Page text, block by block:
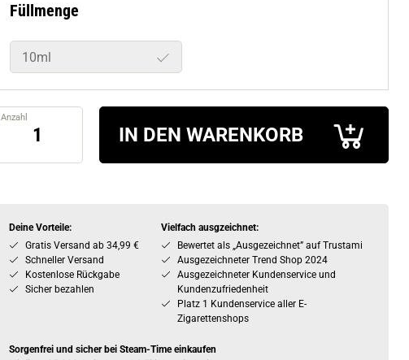
Füllmenge
10ml
Anzahl
IN DEN WARENKORB
Deine Vorteile:
Gratis Versand ab 34,99 €
Schneller Versand
Kostenlose Rückgabe
Sicher bezahlen
Vielfach ausgzeichnet:
Bewertet als „Ausgezeichnet” auf Trustami
Ausgezeichneter Trend Shop 2024
Ausgezeichneter Kundenservice und
Kundenzufriedenheit
Platz 1 Kundenservice aller E-
Zigarettenshops
Sorgenfrei und sicher bei Steam-Time einkaufen